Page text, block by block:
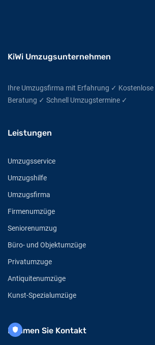
KiWi Umzugsunternehmen
Ihre Umzugsfirma mit Erfahrung ✓
Beratung ✓ Schnell Umzugstermine ✓
Leistungen
Umzugsservice
Umzugshilfe
Umzugsfirma
Firmenumzüge
Seniorenumzug
Büro- und Objektumzüge
Privatumzuge
Antiquitenumzüge
Kunst-Spezialumzüge
Nehmen Sie Kontakt